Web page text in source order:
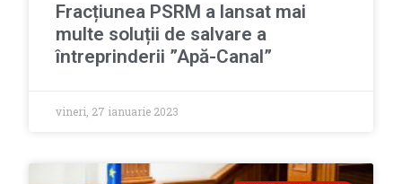
Fracțiunea PSRM a lansat mai
multe soluții de salvare a
întreprinderii ”Apă-Canal”
vineri, 27 ianuarie 2023